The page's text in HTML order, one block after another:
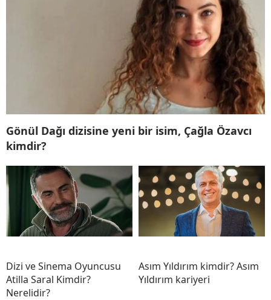
Gönül Dağı dizisine yeni bir isim, Çağla Özavcı
kimdir?
Dizi ve Sinema Oyuncusu
Atilla Saral Kimdir?
Nerelidir?
Asım Yıldırım kimdir? Asım
Yıldırım kariyeri